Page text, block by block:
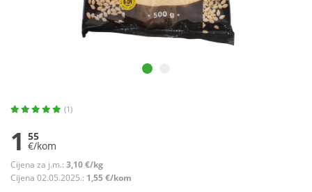
(1)
1 55
€/kom
Cijena za j.m.: 3,10 €/kg
Cijena 02.05.2025.: 1,55 €/kom